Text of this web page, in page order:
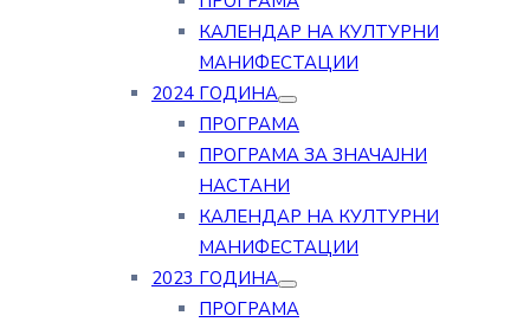
КАЛЕНДАР НА КУЛТУРНИ
МАНИФЕСТАЦИИ
2024 ГОДИНА
ПРОГРАМА
ПРОГРАМА ЗА ЗНАЧАЈНИ
НАСТАНИ
КАЛЕНДАР НА КУЛТУРНИ
МАНИФЕСТАЦИИ
2023 ГОДИНА
ПРОГРАМА